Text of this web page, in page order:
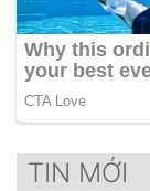
TIN MỚI